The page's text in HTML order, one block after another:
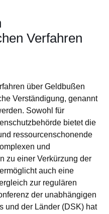
Verfahren
über Geldbußen
Verständigung, genannt
Sowohl für
bietet die
ressourcenschonende
und
zu einer Verkürzung der
auch eine
zur regulären
der unabhängigen
und der Länder (DSK) hat